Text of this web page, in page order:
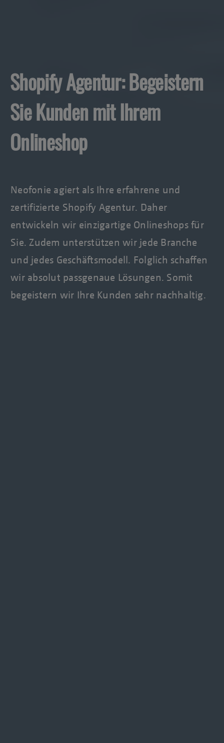
Shopify Agentur: Begeistern
Sie Kunden mit Ihrem
Onlineshop
Neofonie agiert als Ihre erfahrene und
zertifizierte Shopify Agentur. Daher
entwickeln wir einzigartige Onlineshops für
Sie. Zudem unterstützen wir jede Branche
und jedes Geschäftsmodell. Folglich schaffen
wir absolut passgenaue Lösungen. Somit
begeistern wir Ihre Kunden sehr nachhaltig.